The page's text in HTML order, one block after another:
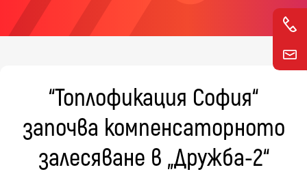
“Топлофикация София“
започва компенсаторното
залесяване в „Дружба-2“